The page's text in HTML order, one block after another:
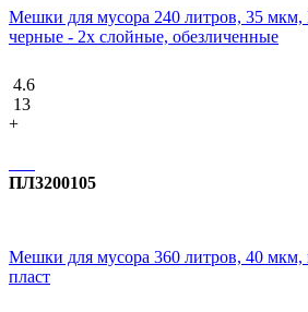
Мешки для мусора 240 литров, 35
черные - 2х слойные, обезличенные
4.6
13
+
ПЛ3200105
Мешки для мусора 360 литров, 40
пласт